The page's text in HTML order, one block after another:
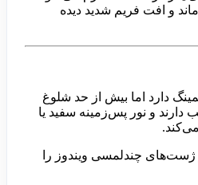
و افت فریم شدید دیده
دارد اما بیش از حد شلوغ
دارند و نور پس‌زمینه سفید یا
چندلمسی ویندوز را